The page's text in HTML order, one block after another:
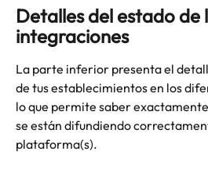
Detalles del estado de
integraciones
La parte inferior presenta el
de tus establecimientos en los
lo que permite saber
se están difundiendo
plataforma(s).